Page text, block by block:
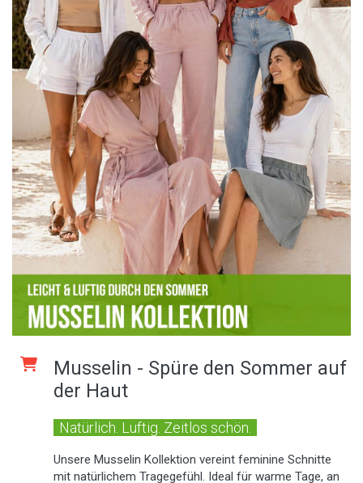
Musselin - Spüre den Sommer auf
der Haut
Natürlich. Luftig. Zeitlos schön.
Unsere Musselin Kollektion vereint feminine Schnitte
mit natürlichem Tragegefühl. Ideal für warme Tage, an